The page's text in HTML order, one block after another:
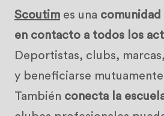
Scoutim es una
en contacto a todos los
Deportistas, clubs,
y beneficiarse
También conecta la